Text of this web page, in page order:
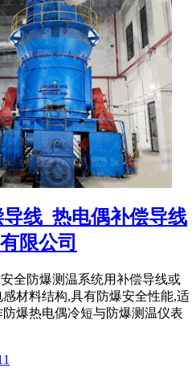
线_热电偶补偿导线
限公司
全防爆测温系统用补偿导线或
材料结构,具有防爆安全性能,适
爆热电偶冷短与防爆测温仪表